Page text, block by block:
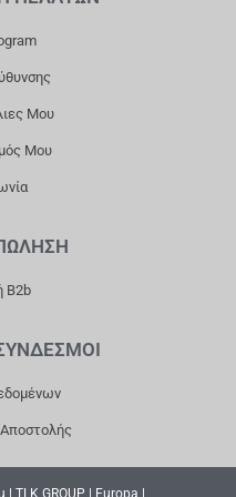
Μου
Μου
B2b
TLK GROUP | Europa |